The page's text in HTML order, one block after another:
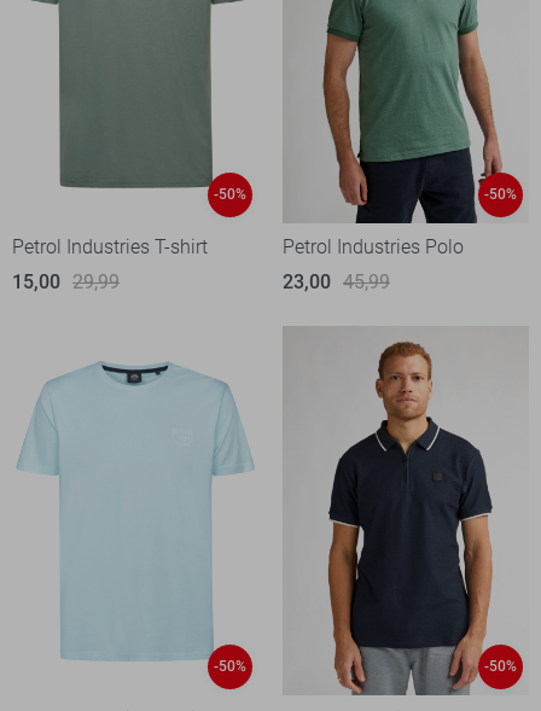
-50%
Petrol Industries T-shirt
15,00 29,99
-50%
Petrol Industries Polo
23,00 45,99
-50% -50%